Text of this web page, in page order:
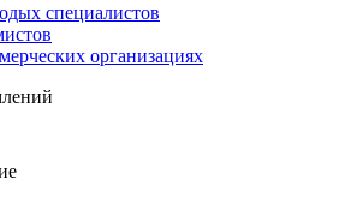
специалистов
организациях